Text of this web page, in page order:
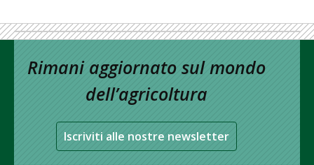
Rimani aggiornato sul mondo
dell’agricoltura
Iscriviti alle nostre newsletter